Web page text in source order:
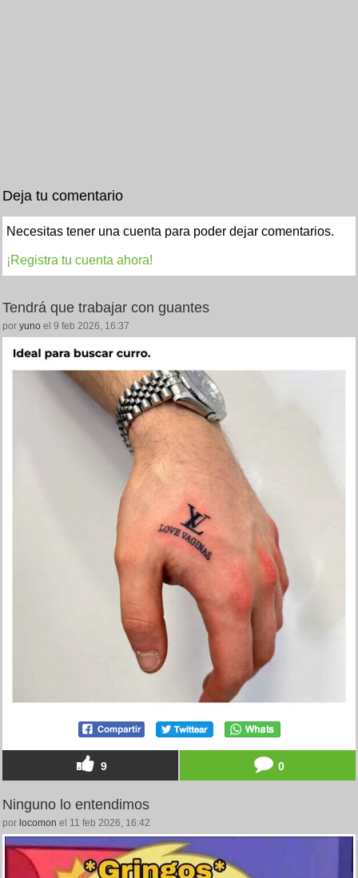
Deja tu comentario
Necesitas tener una cuenta para poder dejar comentarios.
¡Registra tu cuenta ahora!
Tendrá que trabajar con guantes
por yuno el 9 feb 2026, 16:37
9 0
Ninguno lo entendimos
por locomon el 11 feb 2026, 16:42